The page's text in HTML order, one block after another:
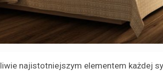
najistotniejszym elementem każdej